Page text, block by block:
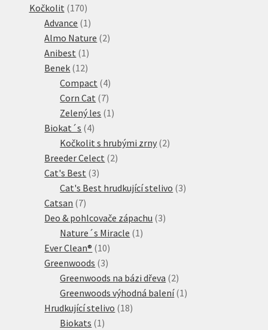
Kočkolit 170170
produktů
Advance 1 1
produkt
Almo Nature 22
Anibest 1 1
produkt
Benek 1212
produktů
Compact 44
produkty
Corn Cat 77
produktů
Zelený les 1 1
Biokat´s 44
produkty
Kočkolit s hrubými zrny 22
Breeder Celect 22
Cat's Best 33
produkty
Cat's Best hrudkující stelivo 33
Catsan 77
produktů
Deo & pohlcovače zápachu 33
Nature´s Miracle 1 1
Ever Clean® 1010
produktů
Greenwoods 33
produkty
Greenwoods na bázi dřeva 22
produkty
Greenwoods výhodná balení 1 1
Hrudkující stelivo 1818
Biokats 1 1